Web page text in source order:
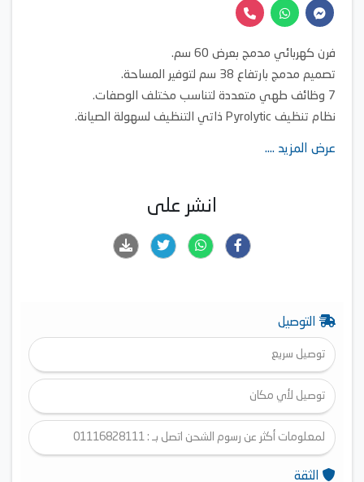
فرن كهربائي مدمج بعرض 60 سم.
تصميم مدمج بارتفاع 38 سم لتوفير المساحة.
7 وظائف طهي متعددة لتناسب مختلف الوصفات.
نظام تنظيف Pyrolytic ذاتي التنظيف لسهولة الصيانة.
تحكم إلكتروني دقيق في درجة الحرارة.
وظيفة الحفاظ على دفء الطعام.
مروحة تبريد لضمان الأمان أثناء التشغيل.
عرض المزيد ....
انشر على
التوصيل
توصيل سريع
توصيل لأي مكان
لمعلومات أكثر عن رسوم الشحن اتصل بـ : 01116828111
الثقة